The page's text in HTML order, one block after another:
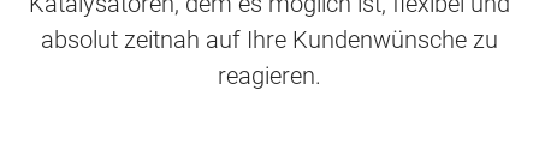
absolut zeitnah auf Ihre Kundenwünsche zu
reagieren.